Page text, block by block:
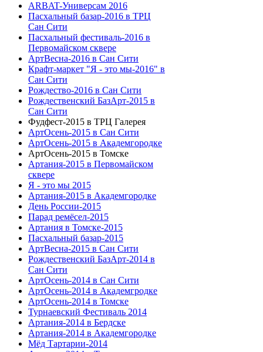
ARBAT-Универсам 2016
Пасхальный базар-2016 в ТРЦ
Сан Сити
Пасхальный фестиваль-2016 в
Первомайском сквере
АртВесна-2016 в Сан Сити
Крафт-маркет "Я - это мы-2016" в
Сан Сити
Рождество-2016 в Сан Сити
Рождественский БазАрт-2015 в
Сан Сити
Фудфест-2015 в ТРЦ Галерея
АртОсень-2015 в Сан Сити
АртОсень-2015 в Академгородке
АртОсень-2015 в Томске
Артания-2015 в Первомайском
сквере
Я - это мы 2015
Артания-2015 в Академгородке
День России-2015
Парад ремёсел-2015
Артания в Томске-2015
Пасхальный базар-2015
АртВесна-2015 в Сан Сити
Рождественский БазАрт-2014 в
Сан Сити
АртОсень-2014 в Сан Сити
АртОсень-2014 в Академгродке
АртОсень-2014 в Томске
Турнаевский Фестиваль 2014
Артания-2014 в Бердске
Артания-2014 в Академгородке
Мёд Тартарии-2014